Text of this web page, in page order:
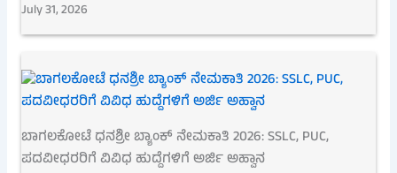
July 31, 2026
ಬಾಗಲಕೋಟೆ ಧನಶ್ರೀ ಬ್ಯಾಂಕ್ ನೇಮಕಾತಿ 2026: SSLC, PUC,
ಪದವೀಧರರಿಗೆ ವಿವಿಧ ಹುದ್ದೆಗಳಿಗೆ ಅರ್ಜಿ ಅಹ್ವಾನ